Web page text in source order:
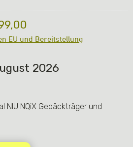
Preis
€ 4.699,00.
EU und Bereitstellung
2026
NIU NQiX Gepäckträger und